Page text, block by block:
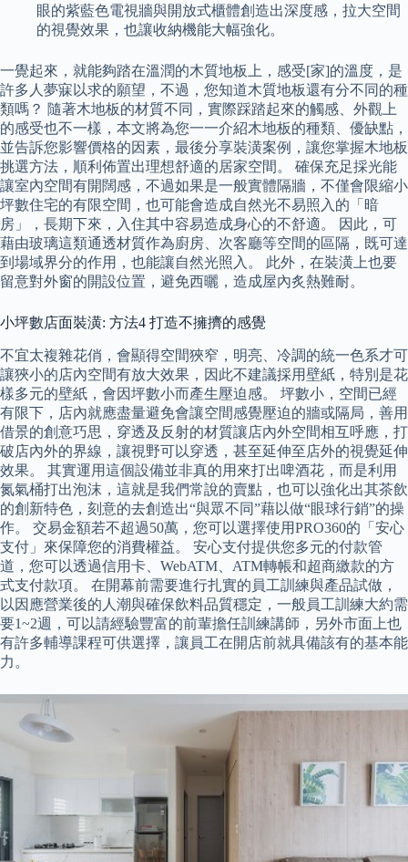
眼的紫藍色電視牆與開放式櫃體創造出深度感，拉大空間
的視覺效果，也讓收納機能大幅強化。
一覺起來，就能夠踏在溫潤的木質地板上，感受[家]的溫度，是
許多人夢寐以求的願望，不過，您知道木質地板還有分不同的種
類嗎？ 隨著木地板的材質不同，實際踩踏起來的觸感、外觀上
的感受也不一樣，本文將為您一一介紹木地板的種類、優缺點，
並告訴您影響價格的因素，最後分享裝潢案例，讓您掌握木地板
挑選方法，順利佈置出理想舒適的居家空間。 確保充足採光能
讓室內空間有開闊感，不過如果是一般實體隔牆，不僅會限縮小
坪數住宅的有限空間，也可能會造成自然光不易照入的「暗
房」，長期下來，入住其中容易造成身心的不舒適。 因此，可
藉由玻璃這類通透材質作為廚房、次客廳等空間的區隔，既可達
到場域界分的作用，也能讓自然光照入。 此外，在裝潢上也要
留意對外窗的開設位置，避免西曬，造成屋內炙熱難耐。
小坪數店面裝潢: 方法4 打造不擁擠的感覺
不宜太複雜花俏，會顯得空間狹窄，明亮、冷調的統一色系才可
讓狹小的店內空間有放大效果，因此不建議採用壁紙，特別是花
樣多元的壁紙，會因坪數小而產生壓迫感。 坪數小，空間已經
有限下，店內就應盡量避免會讓空間感覺壓迫的牆或隔局，善用
借景的創意巧思，穿透及反射的材質讓店內外空間相互呼應，打
破店內外的界線，讓視野可以穿透，甚至延伸至店外的視覺延伸
效果。 其實運用這個設備並非真的用來打出啤酒花，而是利用
氮氣桶打出泡沫，這就是我們常說的賣點，也可以強化出其茶飲
的創新特色，刻意的去創造出“與眾不同”藉以做“眼球行銷”的操
作。 交易金額若不超過50萬，您可以選擇使用PRO360的「安心
支付」來保障您的消費權益。 安心支付提供您多元的付款管
道，您可以透過信用卡、WebATM、ATM轉帳和超商繳款的方
式支付款項。 在開幕前需要進行扎實的員工訓練與產品試做，
以因應營業後的人潮與確保飲料品質穩定，一般員工訓練大約需
要1~2週，可以請經驗豐富的前輩擔任訓練講師，另外市面上也
有許多輔導課程可供選擇，讓員工在開店前就具備該有的基本能
力。